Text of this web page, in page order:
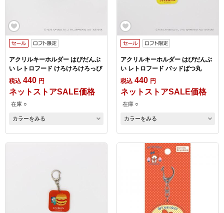
アクリルキーホルダー はぴだんぶ
い レトロフード けろけろけろっぴ
税込 440 円
ネットストアSALE価格
在庫 ○
カラーをみる
アクリルキーホルダー はぴだんぶ
い レトロフード バッドばつ丸
税込 440 円
ネットストアSALE価格
在庫 ○
カラーをみる